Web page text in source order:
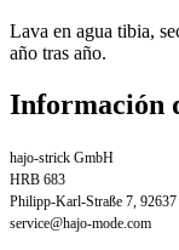
Lava en agua tibia,
año tras año.
Información
hajo-strick GmbH
HRB 683
Philipp-Karl-Straße 7, 92637
service@hajo-mode.com